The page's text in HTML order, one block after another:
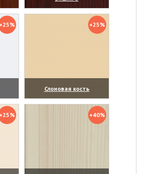
(увеличить)
+25%
+25%
Слоновая кость
(увеличить)
+25%
+40%